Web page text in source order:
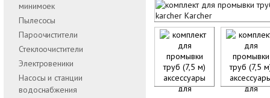
минимоек
Пылесосы
Пароочистители
Стеклоочистители
Электровеники
Насосы и станции
водоснабжения